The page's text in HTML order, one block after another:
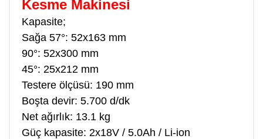
Kesme Makinesi
Kapasite;
Sağa 57°: 52x163 mm
90°: 52x300 mm
45°: 25x212 mm
Testere ölçüsü: 190 mm
Boşta devir: 5.700 d/dk
Net ağırlık: 13.1 kg
Güç kapasite: 2x18V / 5.0Ah / Li-ion